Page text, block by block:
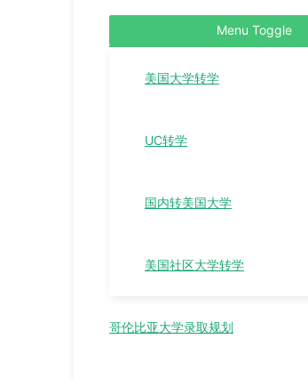
Menu Toggle
美国大学转学
UC转学
国内转美国大学
美国社区大学转学
哥伦比亚大学录取规划